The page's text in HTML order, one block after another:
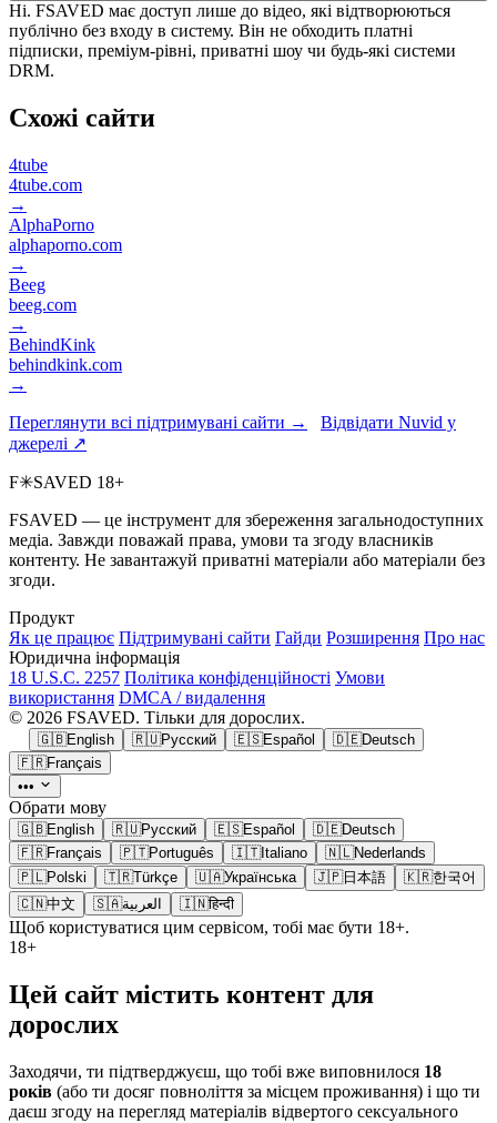
Ні. FSAVED має доступ лише до відео, які відтворюються
публічно без входу в систему. Він не обходить платні
підписки, преміум-рівні, приватні шоу чи будь-які системи
DRM.
Схожі сайти
4tube
4tube.com
→
AlphaPorno
alphaporno.com
→
Beeg
beeg.com
→
BehindKink
behindkink.com
→
Переглянути всі підтримувані сайти →
Відвідати Nuvid у
джерелі ↗
F✳SAVED 18+
FSAVED — це інструмент для збереження загальнодоступних
медіа. Завжди поважай права, умови та згоду власників
контенту. Не завантажуй приватні матеріали або матеріали без
згоди.
Продукт
Як це працює Підтримувані сайти Гайди Розширення Про нас
Юридична інформація
18 U.S.C. 2257 Політика конфіденційності Умови
використання DMCA / видалення
© 2026 FSAVED. Тільки для дорослих.
🇬🇧English 🇷🇺Русский 🇪🇸Español 🇩🇪Deutsch
🇫🇷Français
•••
Обрати мову
🇬🇧English 🇷🇺Русский 🇪🇸Español 🇩🇪Deutsch
🇫🇷Français 🇵🇹Português 🇮🇹Italiano 🇳🇱Nederlands
🇵🇱Polski 🇹🇷Türkçe 🇺🇦Українська 🇯🇵日本語 🇰🇷한국어
🇨🇳中文 🇸🇦العربية 🇮🇳हिन्दी
Щоб користуватися цим сервісом, тобі має бути 18+.
18+
Цей сайт містить контент для
дорослих
Заходячи, ти підтверджуєш, що тобі вже виповнилося 18
років (або ти досяг повноліття за місцем проживання) і що ти
даєш згоду на перегляд матеріалів відвертого сексуального